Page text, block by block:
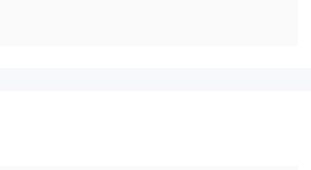
ไลน์ที่สนับสนุนการซื้อขายทรัพย์สิน